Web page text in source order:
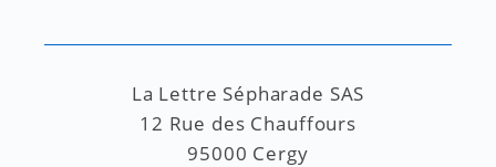
La Lettre Sépharade SAS
12 Rue des Chauffours
95000 Cergy